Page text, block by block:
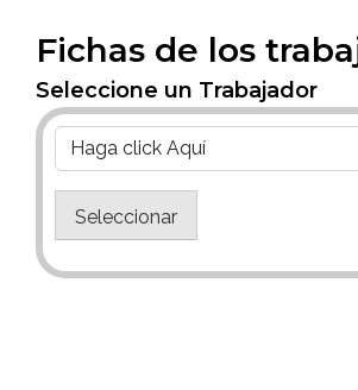
Fichas de los
Seleccione un Trabajador
Seleccionar